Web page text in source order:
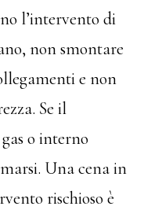
l’intervento di
non smontare
e non
Se il
o interno
Una cena in
rischioso è